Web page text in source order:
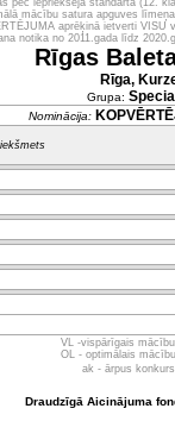
pēc iepriekšējā standarta (12.
mācību satura apguves
aprēķinā ietverti VISU
notika no 2011.gada līdz
Rīgas
Rīga,
Grupa:
Nominācija:
VL -vispārīgais
OL - optimālais
ak - ārpus
Draudzīgā Aicinājuma